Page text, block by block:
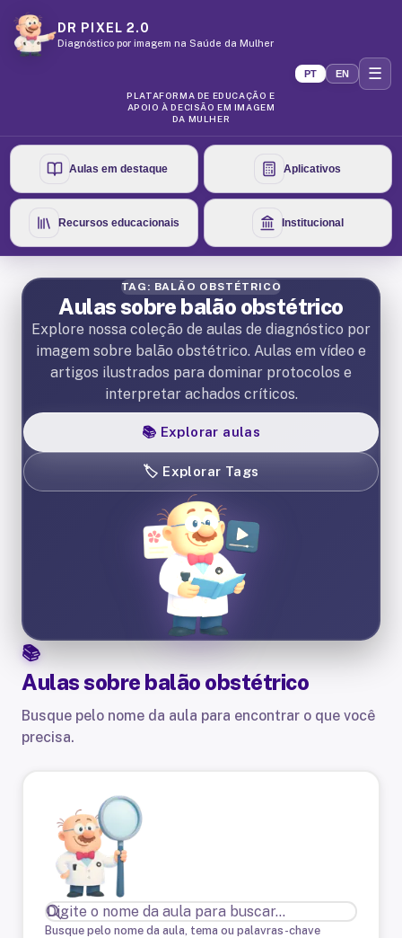
DR PIXEL 2.0
Diagnóstico por imagem na Saúde da Mulher
PLATAFORMA DE EDUCAÇÃO E
APOIO À DECISÃO EM IMAGEM
DA MULHER
PT EN ☰
Aulas em destaque Aplicativos
Recursos educacionais Institucional
TAG: BALÃO OBSTÉTRICO
Aulas sobre balão obstétrico
Explore nossa coleção de aulas de diagnóstico por
imagem sobre balão obstétrico. Aulas em vídeo e
artigos ilustrados para dominar protocolos e
interpretar achados críticos.
📚 Explorar aulas
🏷️ Explorar Tags
Aulas sobre balão obstétrico
Busque pelo nome da aula para encontrar o que você
precisa.
Busque pelo nome da aula, tema ou palavras-chave